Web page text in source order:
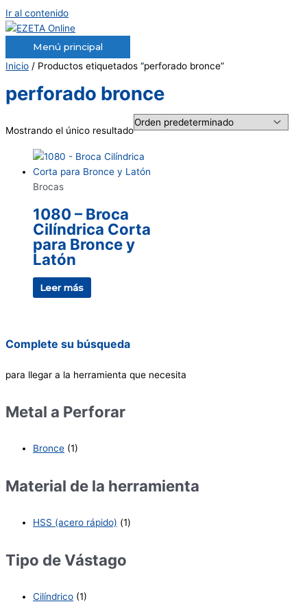
Ir al contenido
Menú principal
Inicio / Productos etiquetados “perforado bronce”
perforado bronce
Mostrando el único resultado
Brocas
1080 – Broca
Cilíndrica Corta
para Bronce y
Latón
Leer más
Complete su búsqueda
para llegar a la herramienta que necesita
Metal a Perforar
Bronce (1)
Material de la herramienta
HSS (acero rápido) (1)
Tipo de Vástago
Cilíndrico (1)